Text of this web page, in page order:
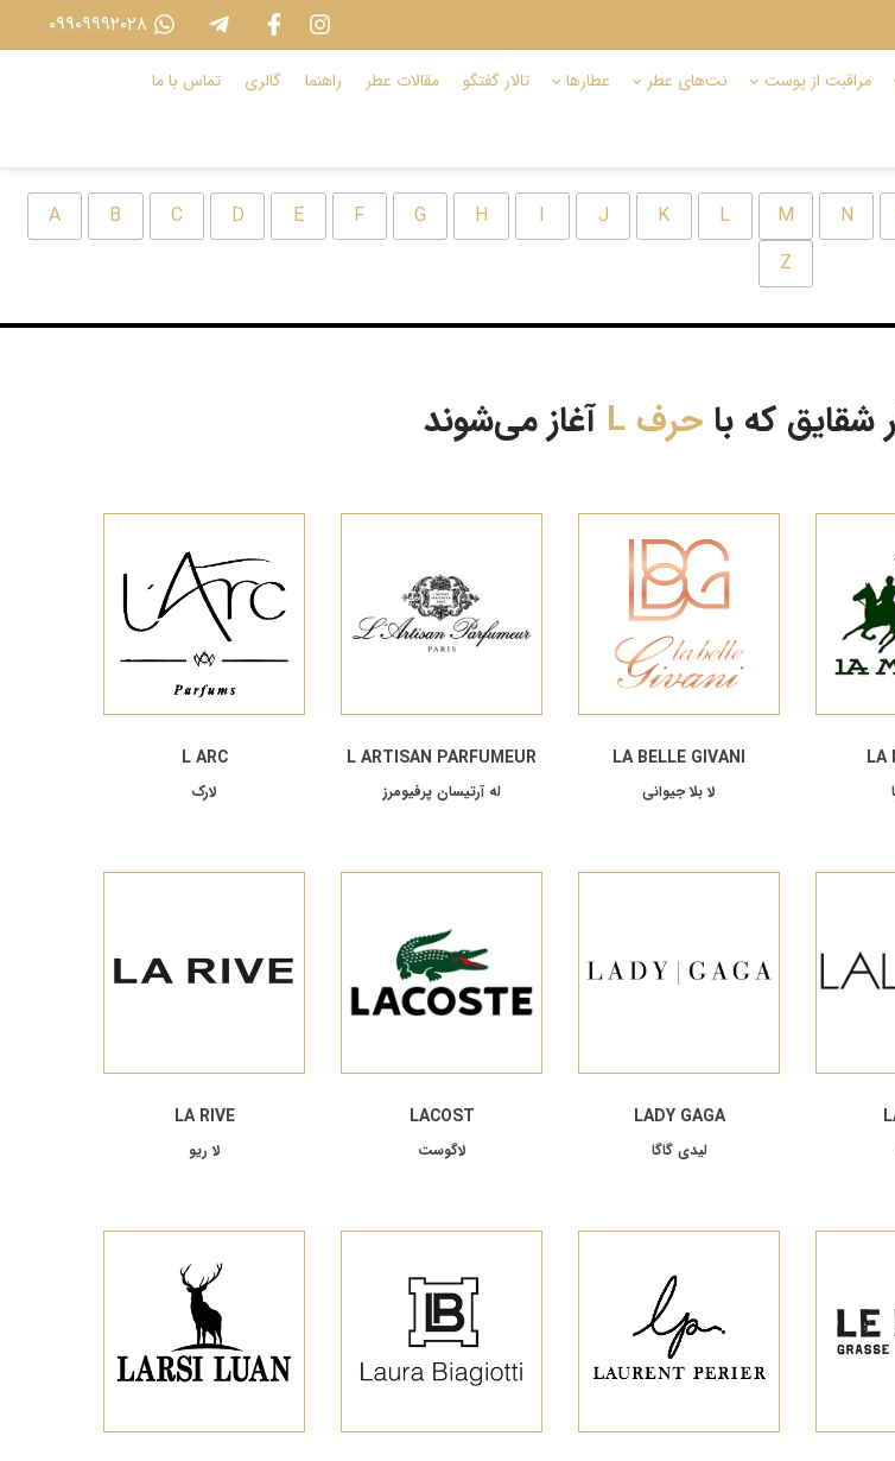
مراقبت از پوست نت‌های عطر عطارها تالار گفتگو مقالات عطر راهنما گالری تماس با ما
A B C D E F G H I J K L M N
Z
شقایق که باحرف L آغاز می‌شوند
LA
LA BELLE GIVANI
لا بلا جیوانی
L ARTISAN PARFUMEUR
له آرتیسان پرفیومرز
L ARC
لارک
LADY GAGA
لیدی گاگا
LACOST
لاگوست
LA RIVE
لا ریو